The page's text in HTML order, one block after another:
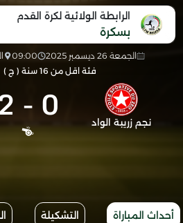
الرابطة الولائية لكرة القدم
بسكرة
الجمعة 26 ديسمبر 2025 09:00
فئة اقل من 16 سنة ( ج )
نجم زريبة الواد 0
-
أحداث المباراة التشكيلة